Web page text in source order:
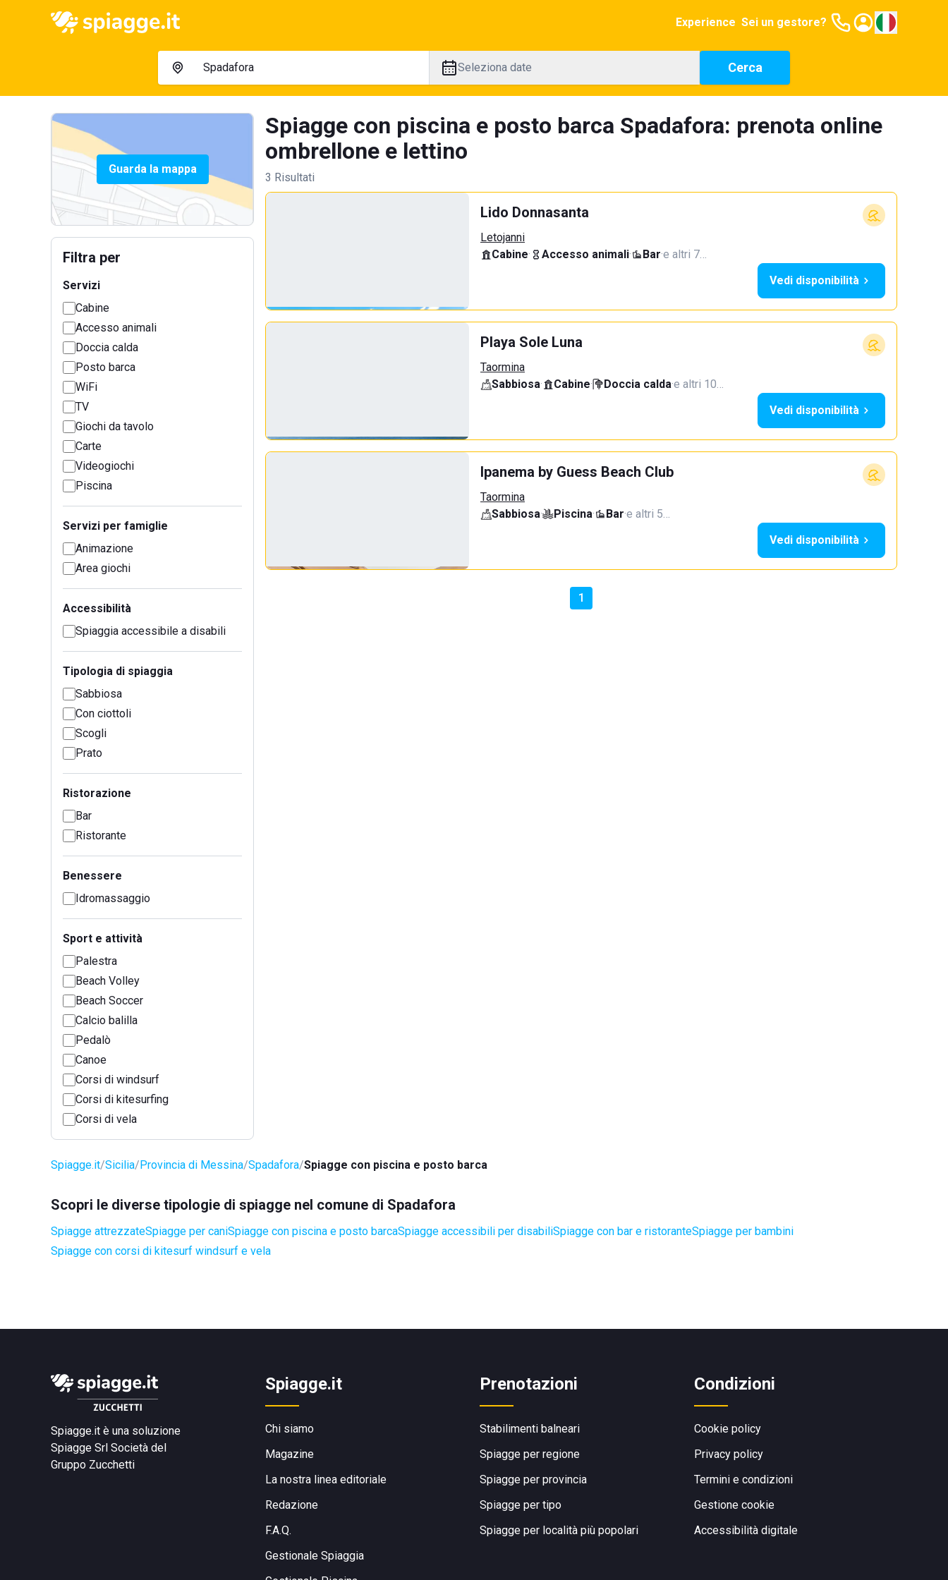
Experience Sei un gestore?
Seleziona date Cerca
Guarda la mappa
Filtra per
Servizi
Cabine
Accesso animali
Doccia calda
Posto barca
WiFi
TV
Giochi da tavolo
Carte
Videogiochi
Piscina
Servizi per famiglie
Animazione
Area giochi
Accessibilità
Spiaggia accessibile a disabili
Tipologia di spiaggia
Sabbiosa
Con ciottoli
Scogli
Prato
Ristorazione
Bar
Ristorante
Benessere
Idromassaggio
Sport e attività
Palestra
Beach Volley
Beach Soccer
Calcio balilla
Pedalò
Canoe
Corsi di windsurf
Corsi di kitesurfing
Corsi di vela
Spiagge con piscina e posto barca Spadafora: prenota online
ombrellone e lettino
3 Risultati
Lido Donnasanta
Letojanni
Cabine· Accesso animali· Bar·e altri 7…
Vedi disponibilità
Playa Sole Luna
Taormina
Sabbiosa· Cabine· Doccia calda·e altri 10…
Vedi disponibilità
Ipanema by Guess Beach Club
Taormina
Sabbiosa· Piscina· Bar·e altri 5…
Vedi disponibilità
1
Spiagge.it Sicilia Provincia di Messina Spadafora Spiagge con piscina e posto barca
Scopri le diverse tipologie di spiagge nel comune di Spadafora
Spiagge attrezzateSpiagge per caniSpiagge con piscina e posto barcaSpiagge accessibili per disabiliSpiagge con bar e ristoranteSpiagge per bambini
Spiagge con corsi di kitesurf windsurf e vela
Spiagge.it è una soluzione
Spiagge Srl Società del
Gruppo Zucchetti
Spiagge.it
Chi siamo
Magazine
La nostra linea editoriale
Redazione
F.A.Q.
Gestionale Spiaggia
Prenotazioni
Stabilimenti balneari
Spiagge per regione
Spiagge per provincia
Spiagge per tipo
Spiagge per località più popolari
Condizioni
Cookie policy
Privacy policy
Termini e condizioni
Gestione cookie
Accessibilità digitale